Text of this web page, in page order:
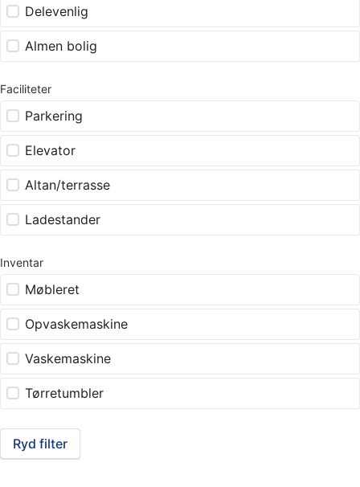
Delevenlig
Almen bolig
Faciliteter
Parkering
Elevator
Altan/terrasse
Ladestander
Inventar
Møbleret
Opvaskemaskine
Vaskemaskine
Tørretumbler
Ryd filter